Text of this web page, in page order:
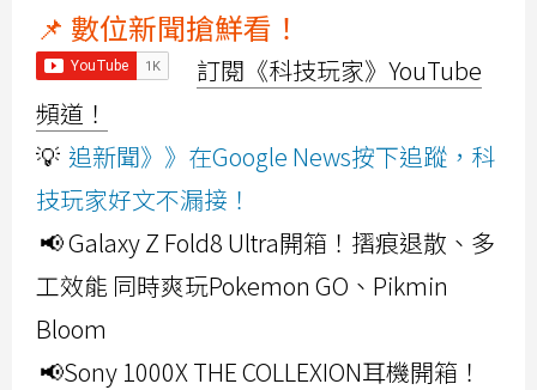
📌 數位新聞搶鮮看！
訂閱《科技玩家》YouTube
頻道！
💡 追新聞》》在Google News按下追蹤，科
技玩家好文不漏接！
📢 Galaxy Z Fold8 Ultra開箱！摺痕退散、多
工效能 同時爽玩Pokemon GO、Pikmin
Bloom
📢Sony 1000X THE COLLEXION耳機開箱！